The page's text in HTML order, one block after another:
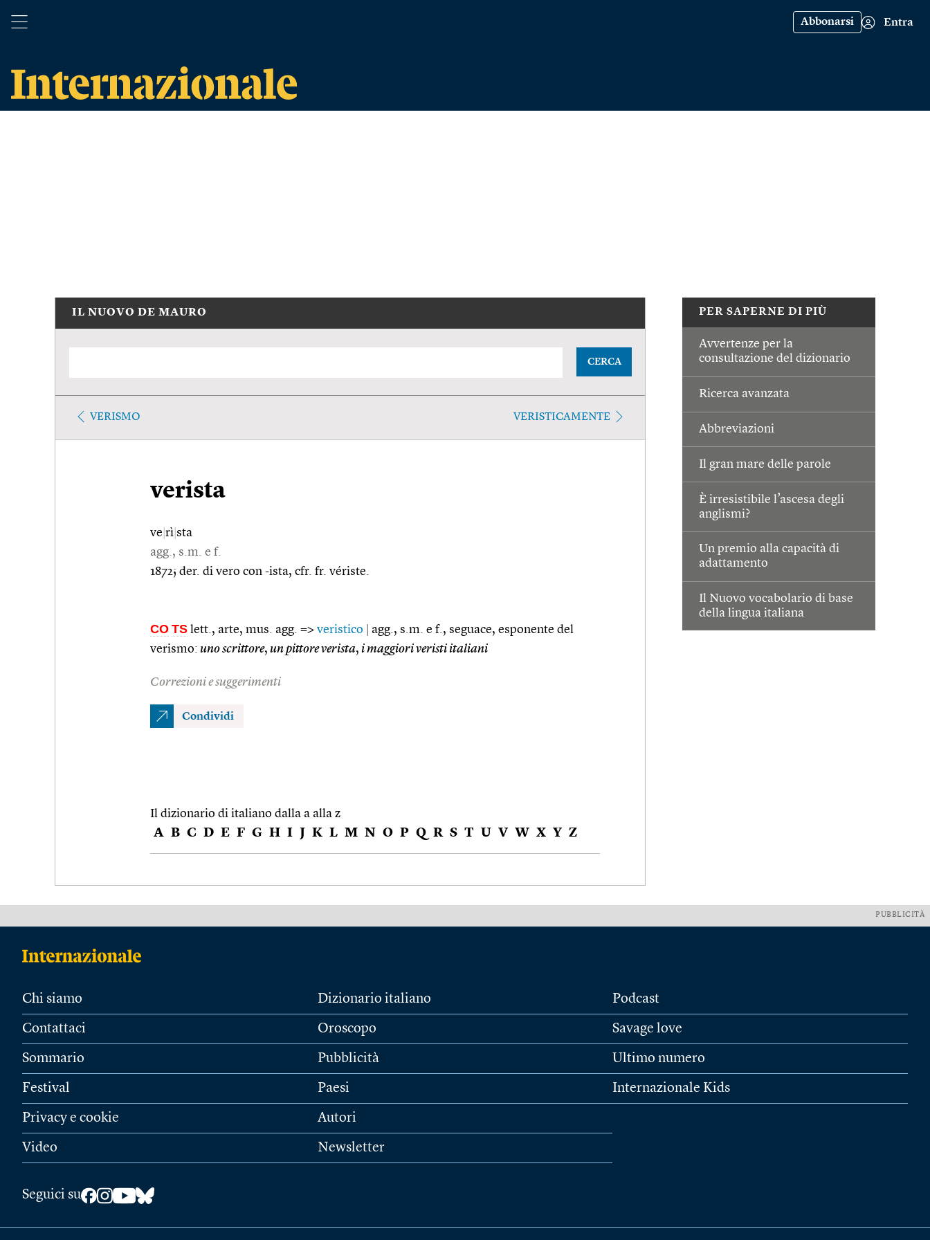
Abbonarsi Entra
PER SAPERNE DI PIÙ
Avvertenze per la
consultazione del dizionario
Ricerca avanzata
Abbreviazioni
Il gran mare delle parole
È irresistibile l’ascesa degli
anglismi?
Un premio alla capacità di
adattamento
Il Nuovo vocabolario di base
della lingua italiana
IL NUOVO DE MAURO
CERCA
VERISMO VERISTICAMENTE
verista
ve rì sta
agg., s.m. e f.
1872; der. di vero con -ista, cfr. fr. vériste.
CO TS lett., arte, mus. agg. => veristico
agg., s.m. e f., seguace, esponente del
verismo: uno scrittore, un pittore verista, i maggiori veristi italiani
Correzioni e suggerimenti
Condividi
Il dizionario di italiano dalla a alla z
A B C D E F G H I J K L M N O P Q R S T U V W X Y Z
PUBBLICITÀ
Chi siamo
Contattaci
Sommario
Festival
Privacy e cookie
Video
Dizionario italiano
Oroscopo
Pubblicità
Paesi
Autori
Newsletter
Podcast
Savage love
Ultimo numero
Internazionale Kids
Seguici su